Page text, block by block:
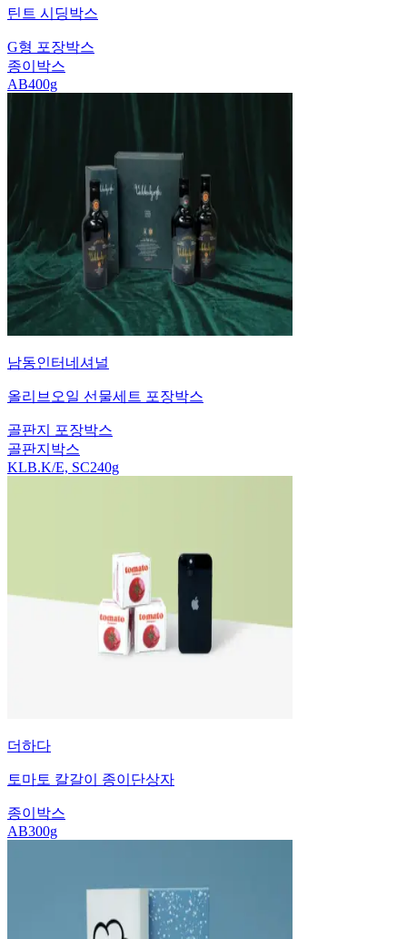
틴트 시딩박스
G형 포장박스
종이박스
AB400g
남동인터네셔널
올리브오일 선물세트 포장박스
골판지 포장박스
골판지박스
KLB.K/E, SC240g
더하다
토마토 칼갈이 종이단상자
종이박스
AB300g